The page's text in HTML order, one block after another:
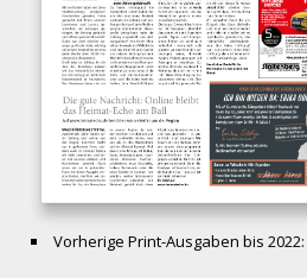
Vorherige Print-Ausgaben bis 2022: